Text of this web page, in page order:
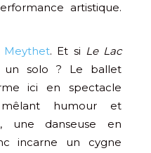
artistique.
Meythet. Et si Le Lac
solo ? Le ballet
ici en spectacle
mêlant humour et
une danseuse en
incarne un cygne